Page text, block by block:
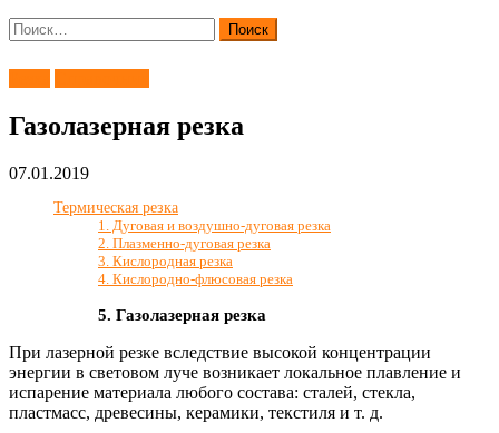
Найти:
Газолазерная резка
07.01.2019
Термическая резка
1. Дуговая и воздушно-дуговая резка
2. Плазменно-дуговая резка
3. Кислородная резка
4. Кислородно-флюсовая резка
5. Газолазерная резка
При лазерной резке вследствие высокой концентрации
энергии в световом луче возникает локальное плавление и
испарение материала любого состава: сталей, стекла,
пластмасс, древесины, керамики, текстиля и т. д.